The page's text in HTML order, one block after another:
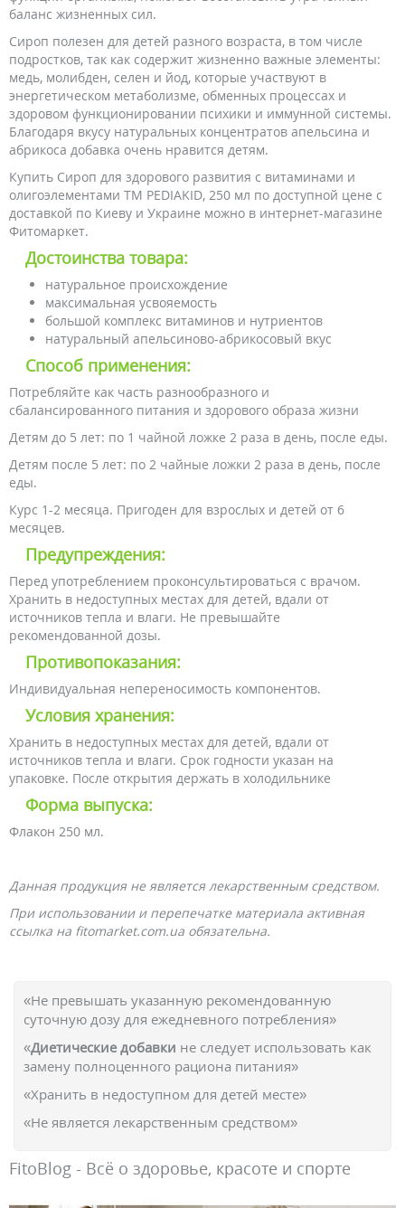
баланс жизненных сил.
Сироп полезен для детей разного возраста, в том числе
подростков, так как содержит жизненно важные элементы:
медь, молибден, селен и йод, которые участвуют в
энергетическом метаболизме, обменных процессах и
здоровом функционировании психики и иммунной системы.
Благодаря вкусу натуральных концентратов апельсина и
абрикоса добавка очень нравится детям.
Купить Сироп для здорового развития с витаминами и
олигоэлементами ТМ PEDIAKID, 250 мл по доступной цене с
доставкой по Киеву и Украине можно в интернет-магазине
Фитомаркет.
Достоинства товара:
натуральное происхождение
максимальная усвояемость
большой комплекс витаминов и нутриентов
натуральный апельсиново-абрикосовый вкус
Способ применения:
Потребляйте как часть разнообразного и
сбалансированного питания и здорового образа жизни
Детям до 5 лет: по 1 чайной ложке 2 раза в день, после еды.
Детям после 5 лет: по 2 чайные ложки 2 раза в день, после
еды.
Курс 1-2 месяца. Пригоден для взрослых и детей от 6
месяцев.
Предупреждения:
Перед употреблением проконсультироваться с врачом.
Хранить в недоступных местах для детей, вдали от
источников тепла и влаги. Не превышайте
рекомендованной дозы.
Противопоказания:
Индивидуальная непереносимость компонентов.
Условия хранения:
Хранить в недоступных местах для детей, вдали от
источников тепла и влаги. Срок годности указан на
упаковке. После открытия держать в холодильнике
Форма выпуска:
Флакон 250 мл.
Данная продукция не является лекарственным средством.
При использовании и перепечатке материала активная
ссылка на fitomarket.com.ua обязательна.
«Не превышать указанную рекомендованную
суточную дозу для ежедневного потребления»
«Диетические добавки не следует использовать как
замену полноценного рациона питания»
«Хранить в недоступном для детей месте»
«Не является лекарственным средством»
FitoBlog - Всё о здоровье, красоте и спорте